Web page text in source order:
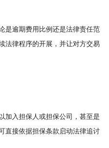
逾期费用比例还是法律责任范
法律程序的开展，并让对方交易
入担保人或担保公司，甚至是
直接依据担保条款启动法律追讨